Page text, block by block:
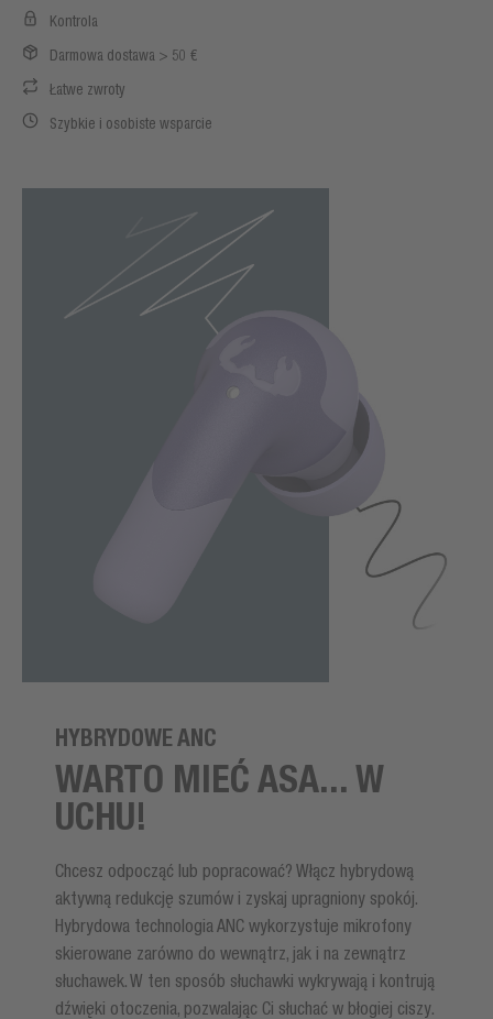
Kontrola
Darmowa dostawa > 50 €
Łatwe zwroty
Szybkie i osobiste wsparcie
HYBRYDOWE ANC
WARTO MIEĆ ASA... W
UCHU!
Chcesz odpocząć lub popracować? Włącz hybrydową
aktywną redukcję szumów i zyskaj upragniony spokój.
Hybrydowa technologia ANC wykorzystuje mikrofony
skierowane zarówno do wewnątrz, jak i na zewnątrz
słuchawek. W ten sposób słuchawki wykrywają i kontrują
dźwięki otoczenia, pozwalając Ci słuchać w błogiej ciszy.